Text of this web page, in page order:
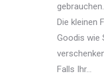
Die kleinen
Goodis wie
Falls Ihr…